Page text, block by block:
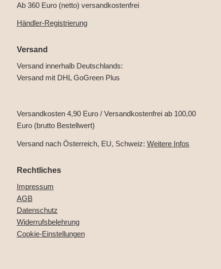
Ab 360 Euro (netto) versandkostenfrei
Händler-Registrierung
Versand
Versand innerhalb Deutschlands:
Versand mit DHL GoGreen Plus
Versandkosten 4,90 Euro / Versandkostenfrei ab 100,00
Euro (brutto Bestellwert)
Versand nach Österreich, EU, Schweiz: Weitere Infos
Rechtliches
Impressum
AGB
Datenschutz
Widerrufsbelehrung
Cookie-Einstellungen